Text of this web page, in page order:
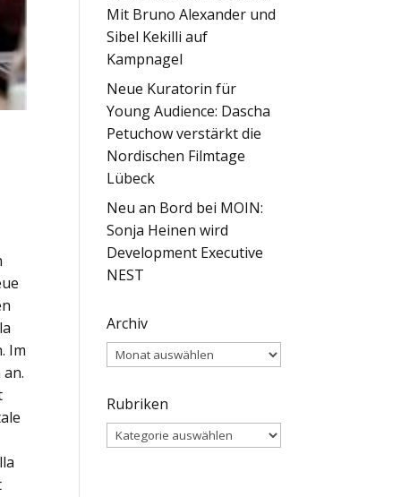
Im
Mit Bruno Alexander und
Sibel Kekilli auf
Kampnagel
Neue Kuratorin für
Young Audience: Dascha
Petuchow verstärkt die
Nordischen Filmtage
Lübeck
Neu an Bord bei MOIN:
Sonja Heinen wird
Development Executive
NEST
Archiv
Archiv
Rubriken
Rubriken